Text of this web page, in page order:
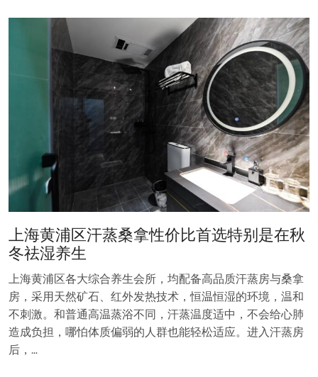
上海黄浦区汗蒸桑拿性价比首选特别是在秋
冬祛湿养生
上海黄浦区各大综合养生会所，均配备高品质汗蒸房与桑拿
房，采用天然矿石、红外发热技术，恒温恒湿的环境，温和
不刺激。和普通高温蒸浴不同，汗蒸温度适中，不会给心肺
造成负担，哪怕体质偏弱的人群也能轻松适应。进入汗蒸房
后，…